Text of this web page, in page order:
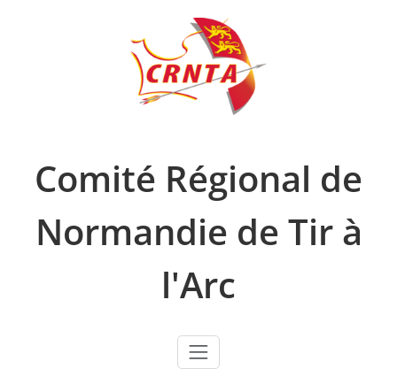
Comité Régional de
Normandie de Tir à
l'Arc